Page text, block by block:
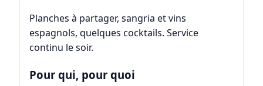
Planches à partager, sangria et vins
espagnols, quelques cocktails. Service
continu le soir.
Pour qui, pour quoi